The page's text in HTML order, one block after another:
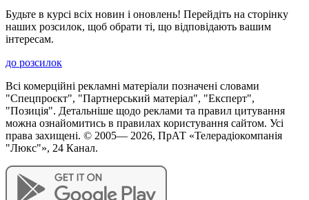
Будьте в курсі всіх новин і оновлень! Перейдіть на сторінку
наших розсилок, щоб обрати ті, що відповідають вашим
інтересам.
до розсилок
Всі комерційні рекламні матеріали позначені словами
"Спецпроєкт", "Партнерський матеріал", "Експерт",
"Позиція". Детальніше щодо реклами та правил цитування
можна ознайомитись в правилах користування сайтом. Усі
права захищені. © 2005— 2026, ПрАТ «Телерадіокомпанія
"Люкс"», 24 Канал.